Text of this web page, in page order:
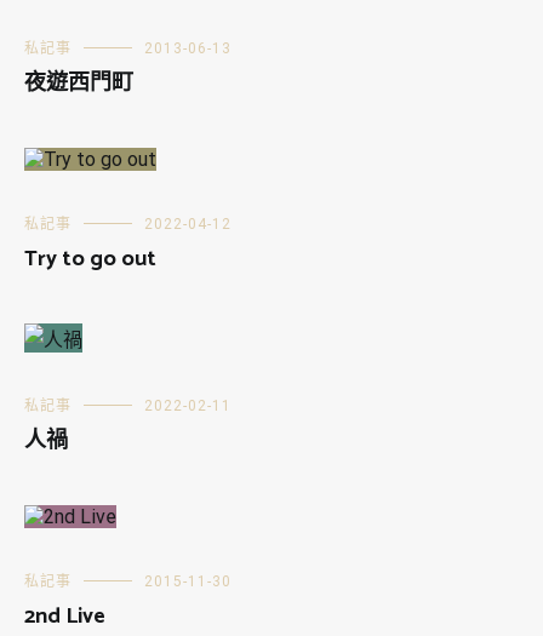
私記事 2013-06-13
夜遊西門町
私記事 2022-04-12
Try to go out
私記事 2022-02-11
人禍
私記事 2015-11-30
2nd Live